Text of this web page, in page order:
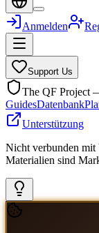
Anmelden
Support Us
The QF Project
GuidesDatenbank
Unterstützung
Nicht verbunden mit
Materialien sind